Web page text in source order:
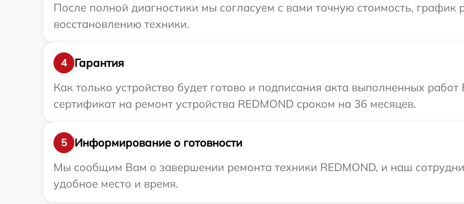
После полной диагностики мы согласуем с вами точную стоимость, график
восстановлению техники.
4
Гарантия
Как только устройство будет готово и подписания акта выполненных
сертификат на ремонт устройства REDMOND сроком на 36 месяцев.
5
Информирование о готовности
Мы сообщим Вам о завершении ремонта техники REDMOND, и наш
удобное место и время.